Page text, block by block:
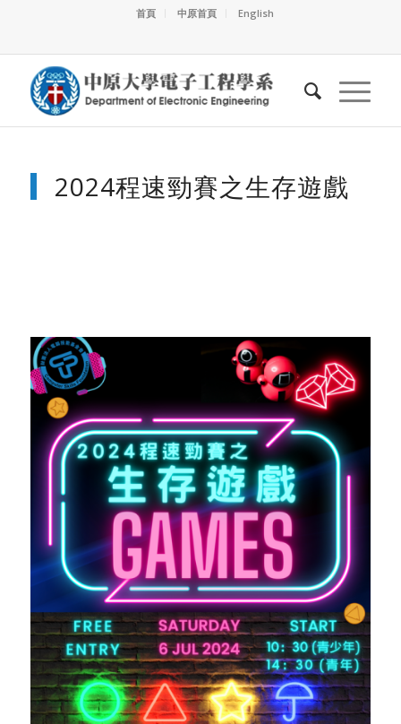
首頁 中原首頁 English
2024程速勁賽之生存遊戲